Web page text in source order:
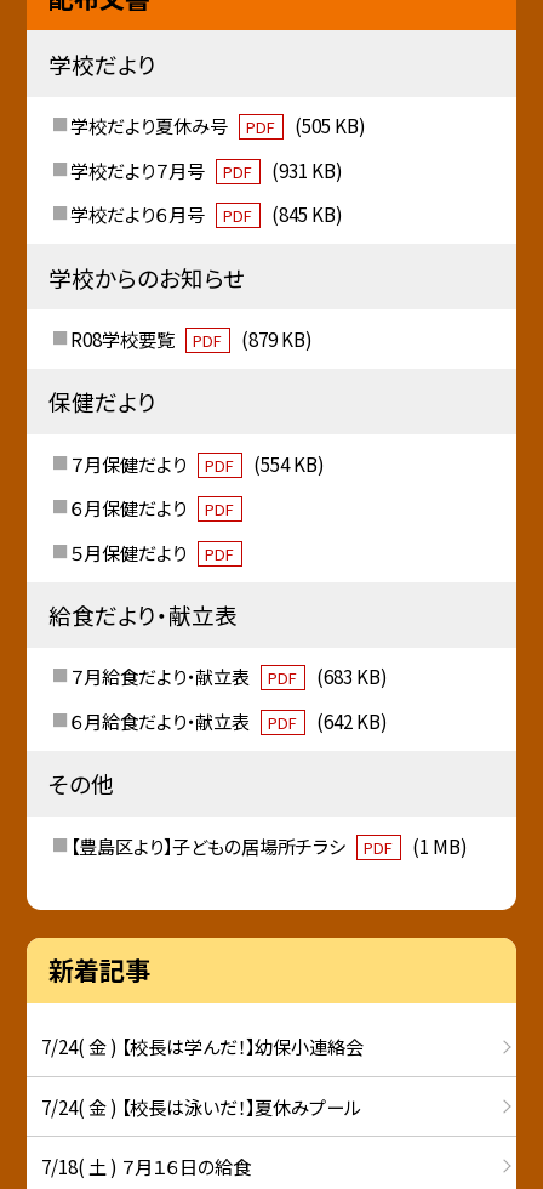
学校だより
学校だより夏休み号 PDF
(505 KB)
学校だより７月号
PDF
(931 KB)
学校だより６月号
PDF (845 KB)
学校からのお知らせ
R08学校要覧 PDF (879 KB)
保健だより
７月保健だより PDF
(554 KB)
６月保健だより
PDF
５月保健だより PDF
給食だより・献立表
７月給食だより・献立表 PDF
(683 KB)
６月給食だより・献立表
PDF (642 KB)
その他
【豊島区より】子どもの居場所チラシ PDF (1 MB)
新着記事
7/24( 金 ) 【校長は学んだ！】幼保小連絡会
7/24( 金 ) 【校長は泳いだ！】夏休みプール
7/18( 土 ) ７月１６日の給食